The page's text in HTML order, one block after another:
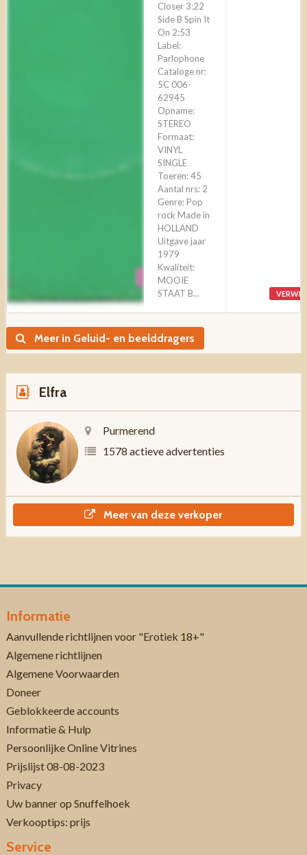
Closer 3:22
Side B Spin It
On 2:53
Label:
Parlophone
Cataloge nr:
5C 006-
62945
Opname:
STEREO
Formaat:
VINYL
SINGLE
Toeren: 45
Aantal nrs: 2
Genre: Pop
rock Made in
HOLLAND
Uitgave jaar
1979
Kwaliteit:
MOOIE
STAAT B...
Meer in Geluid- en beelddragers
Elfra
Purmerend
1578 actieve advertenties
Meer van deze verkoper
Informatie
Aanvullende richtlijnen voor "Erotiek 18+"
Algemene richtlijnen
Algemene Voorwaarden
Doneer
Geblokkeerde accounts
Informatie & Hulp
Persoonlijke Online Vitrines
Prijslijst 08-08-2023
Privacy
Uw banner op Snuffelhoek
Verkooptips: prijs
Service